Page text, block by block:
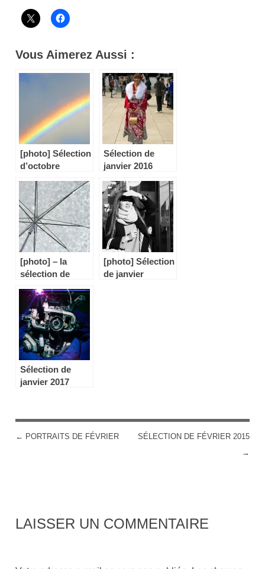
Vous Aimerez Aussi :
[photo] Sélection
d’octobre
Sélection de
janvier 2016
[photo] – la
sélection de
[photo] Sélection
de janvier
Sélection de
janvier 2017
POST NAVIGATION
← PORTRAITS DE FÉVRIER
SÉLECTION DE FÉVRIER 2015
→
LAISSER UN COMMENTAIRE